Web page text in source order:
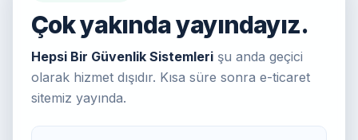
Çok yakında yayındayız.
Hepsi Bir Güvenlik Sistemleri şu anda geçici
olarak hizmet dışıdır. Kısa süre sonra e-ticaret
sitemiz yayında.